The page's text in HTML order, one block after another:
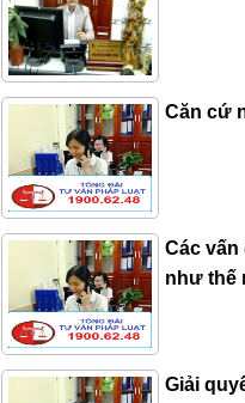
Căn cứ
Các
như thế
Giải